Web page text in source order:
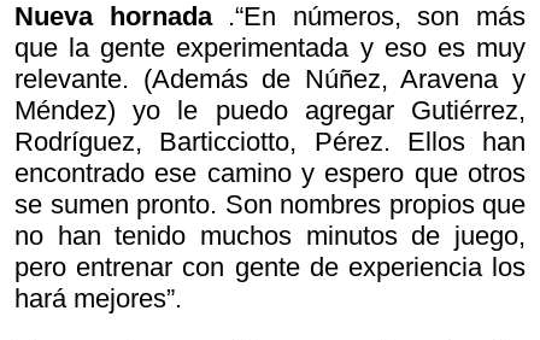
Nueva hornada.“En números, son más
que la gente experimentada y eso es muy
relevante. (Además de Núñez, Aravena y
Méndez) yo le puedo agregar Gutiérrez,
Rodríguez, Barticciotto, Pérez. Ellos han
encontrado ese camino y espero que otros
se sumen pronto. Son nombres propios que
no han tenido muchos minutos de juego,
pero entrenar con gente de experiencia los
hará mejores”.